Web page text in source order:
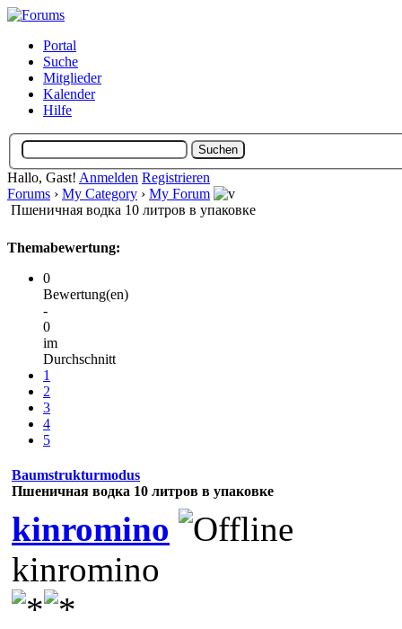
Portal
Suche
Mitglieder
Kalender
Hilfe
Hallo, Gast! Anmelden Registrieren
Forums › My Category › My Forum
Пшеничная водка 10 литров в упаковке
Themabewertung:
0
Bewertung(en)
-
0
im
Durchschnitt
1
2
3
4
5
Baumstrukturmodus
Пшеничная водка 10 литров в упаковке
kinromino
kinromino